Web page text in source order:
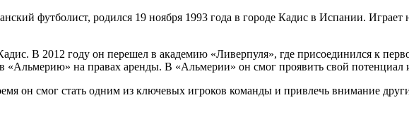
футболист, родился 19 ноября 1993 года в городе Кадис в Испании. Играет
В 2012 году он перешел в академию «Ливерпуля», где присоединился к
на правах аренды. В «Альмерии» он смог проявить свой потенциал
он смог стать одним из ключевых игроков команды и привлечь внимание